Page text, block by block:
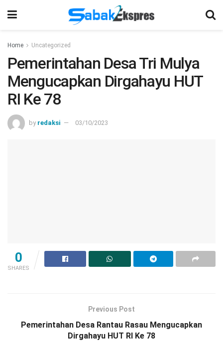
Home Uncategorized
Pemerintahan Desa Tri Mulya
Mengucapkan Dirgahayu HUT
RI Ke 78
by redaksi 03/10/2023
0
SHARES
Previous Post
Pemerintahan Desa Rantau Rasau Mengucapkan
Dirgahayu HUT RI Ke 78